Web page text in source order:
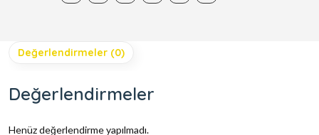
Değerlendirmeler (0)
Değerlendirmeler
Henüz değerlendirme yapılmadı.